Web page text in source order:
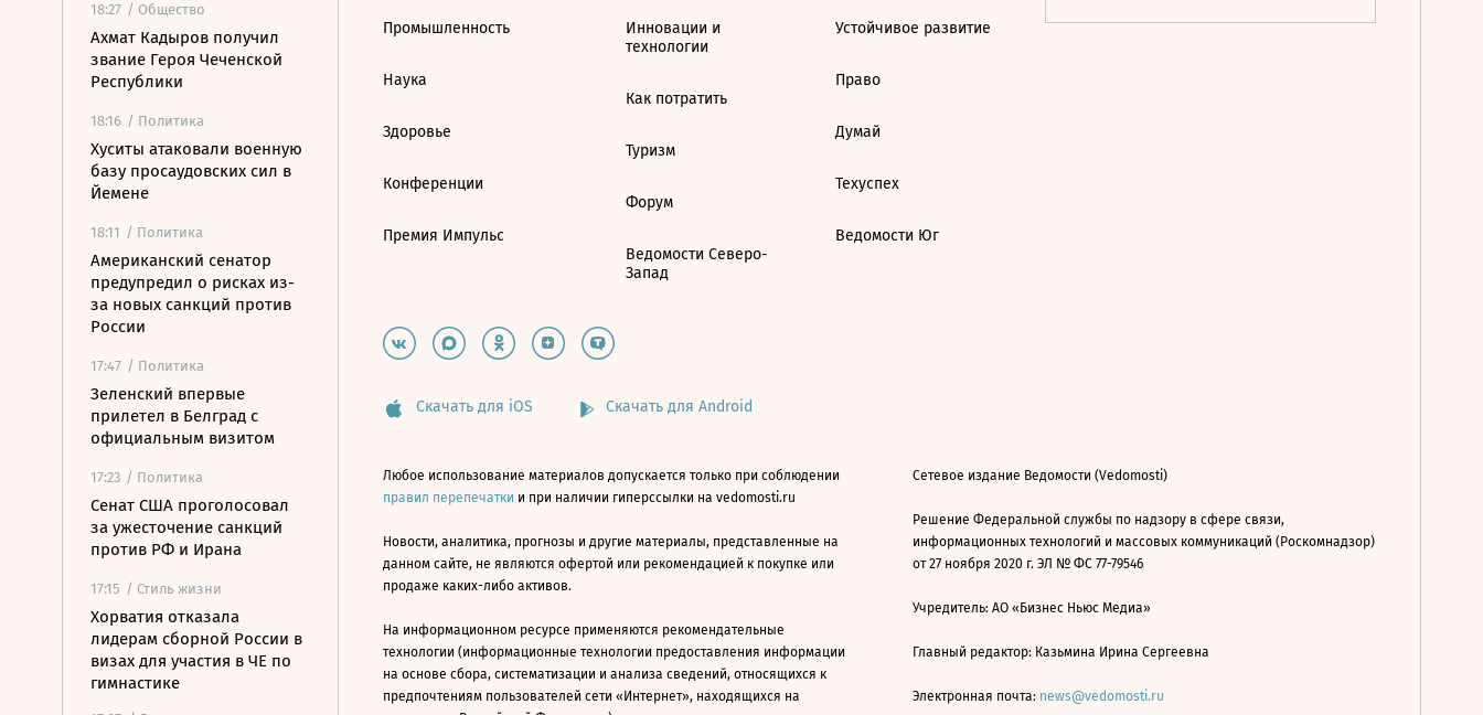
18:27 / Общество
Ахмат Кадыров получил
звание Героя Чеченской
Республики
18:16 / Политика
Хуситы атаковали военную
базу просаудовских сил в
Йемене
18:11 / Политика
Американский сенатор
предупредил о рисках из-
за новых санкций против
России
17:47 / Политика
Зеленский впервые
прилетел в Белград с
официальным визитом
17:23 / Политика
Сенат США проголосовал
за ужесточение санкций
против РФ и Ирана
17:15 / Стиль жизни
Хорватия отказала
лидерам сборной России в
визах для участия в ЧЕ по
гимнастике
Промышленность
Наука
Здоровье
Конференции
Премия Импульс
Инновации и
технологии
Как потратить
Туризм
Форум
Ведомости Северо-
Запад
Устойчивое развитие
Право
Думай
Техуспех
Ведомости Юг
Скачать для iOS Скачать для Android
Любое использование материалов допускается только при соблюдении
правил перепечатки и при наличии гиперссылки на vedomosti.ru
Новости, аналитика, прогнозы и другие материалы, представленные на
данном сайте, не являются офертой или рекомендацией к покупке или
продаже каких-либо активов.
На информационном ресурсе применяются рекомендательные
технологии (информационные технологии предоставления информации
на основе сбора, систематизации и анализа сведений, относящихся к
предпочтениям пользователей сети «Интернет», находящихся на
Сетевое издание Ведомости (Vedomosti)
Решение Федеральной службы по надзору в сфере связи,
информационных технологий и массовых коммуникаций (Роскомнадзор)
от 27 ноября 2020 г. ЭЛ № ФС 77-79546
Учредитель: АО «Бизнес Ньюс Медиа»
Главный редактор: Казьмина Ирина Сергеевна
Электронная почта: news@vedomosti.ru